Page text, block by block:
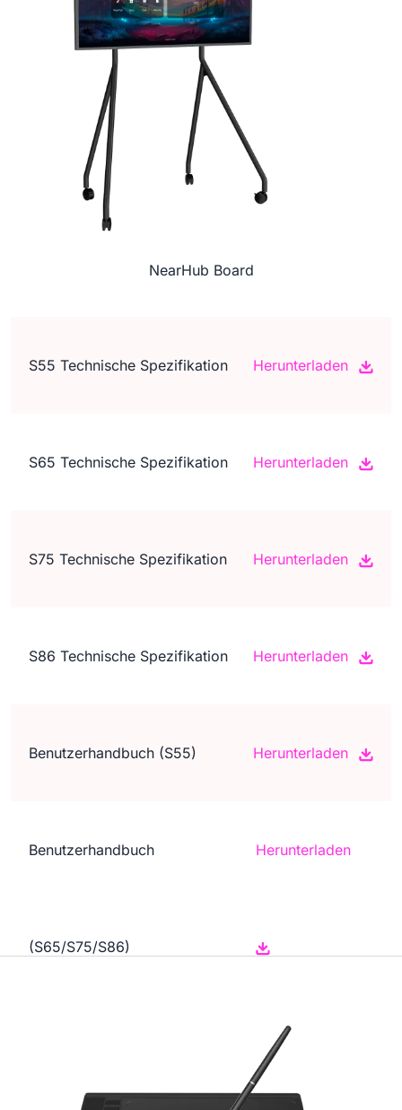
NearHub Board
S55 Technische Spezifikation Herunterladen
S65 Technische Spezifikation Herunterladen
S75 Technische Spezifikation Herunterladen
S86 Technische Spezifikation Herunterladen
Benutzerhandbuch (S55) Herunterladen
Benutzerhandbuch
(S65/S75/S86)
Herunterladen